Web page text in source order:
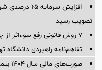
افزایش
تصویب رسید
۷ روش قانونی رفع سوء‌اثر از چک برگشتی
تفاهم‌نامه راهبردی
صورت‌های مالی سال ۱۴۰۴ بیمه سامان به تصویب سهامداران رسید